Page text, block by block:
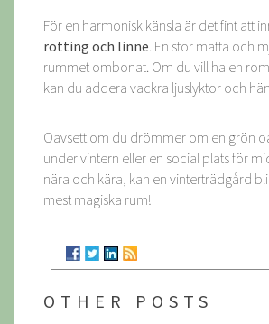
För en harmonisk känsla är det fint att
rotting och linne. En stor matta och
rummet ombonat. Om du vill ha en
kan du addera vackra ljuslyktor och
Oavsett om du drömmer om en grön
under vintern eller en social plats för
nära och kära, kan en vinterträdgård
mest magiska rum!
OTHER POSTS